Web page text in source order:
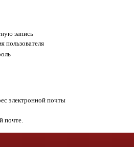
запись
пользователя
электронной почты
почте.